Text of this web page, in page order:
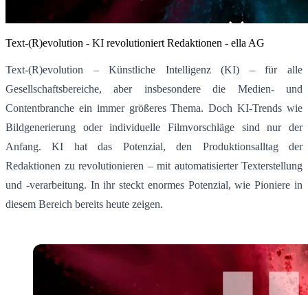
Text-(R)evolution - KI revolutioniert Redaktionen - ella AG
Text-(R)evolution – Künstliche Intelligenz (KI) – für alle
Gesellschaftsbereiche, aber insbesondere die Medien- und
Contentbranche ein immer größeres Thema. Doch KI-Trends wie
Bildgenerierung oder individuelle Filmvorschläge sind nur der
Anfang. KI hat das Potenzial, den Produktionsalltag der
Redaktionen zu revolutionieren – mit automatisierter Texterstellung
und -verarbeitung. In ihr steckt enormes Potenzial, wie Pioniere in
diesem Bereich bereits heute zeigen.